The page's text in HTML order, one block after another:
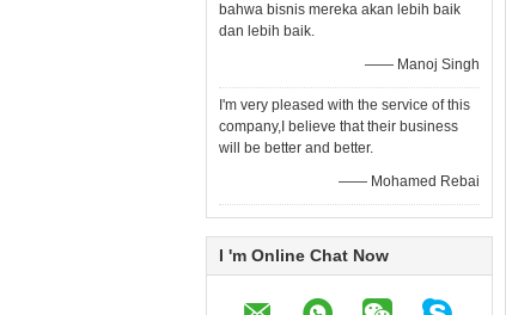
bahwa bisnis mereka akan lebih baik
dan lebih baik.
—— Manoj Singh
I'm very pleased with the service of this
company,I believe that their business
will be better and better.
—— Mohamed Rebai
I 'm Online Chat Now